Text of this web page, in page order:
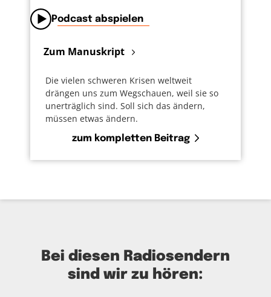
Podcast abspielen
Zum Manuskript
Die vielen schweren Krisen weltweit
drängen uns zum Wegschauen, weil sie so
unerträglich sind. Soll sich das ändern,
müssen etwas ändern.
zum kompletten Beitrag
Bei diesen Radiosendern
sind wir zu hören: